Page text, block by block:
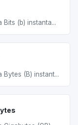
(b) instanta...
(B) instant...